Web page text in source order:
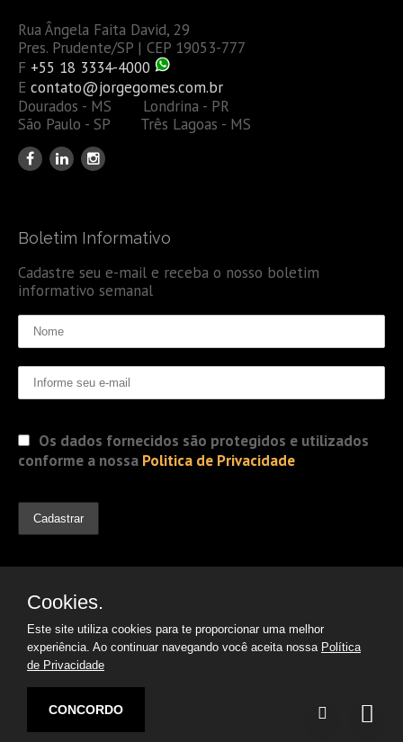
Rua Ângela Faita David, 29
Pres. Prudente/SP | CEP 19053-777
F +55 18 3334-4000
E contato@jorgegomes.com.br
Dourados - MS Londrina - PR
São Paulo - SP Três Lagoas - MS
Boletim Informativo
Cadastre seu e-mail e receba o nosso boletim
informativo semanal
Os dados fornecidos são protegidos e utilizados
conforme a nossa Politica de Privacidade
© 2019 Jorge Gomes
Advogados. Direitos Reservados
Argon | Otimização de Sites
Cookies.
Este site utiliza cookies para te proporcionar uma melhor
experiência. Ao continuar navegando você aceita nossa Política
de Privacidade
CONCORDO